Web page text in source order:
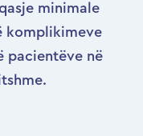
minimale
komplikimeve
pacientëve në